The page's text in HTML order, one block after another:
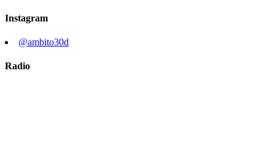
Instagram
@ambito30d
Radio